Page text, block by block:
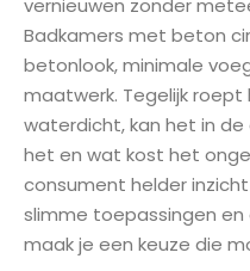
vernieuwen zonder
Badkamers met beton
betonlook, minimale
maatwerk. Tegelijk
waterdicht, kan het in
het en wat kost het
consument helder
slimme toepassingen en
maak je een keuze die